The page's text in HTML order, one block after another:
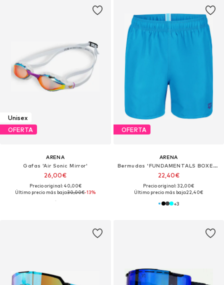
Unisex
OFERTA
ARENA
Gafas 'Air Sonic Mirror'
26,00€
Precio original: 40,00€
Último precio más bajo:30,00€-13%
OFERTA
ARENA
Bermudas 'FUNDAMENTALS BOXER R'
22,40€
Precio original: 32,00€
Último precio más bajo:22,40€
+3